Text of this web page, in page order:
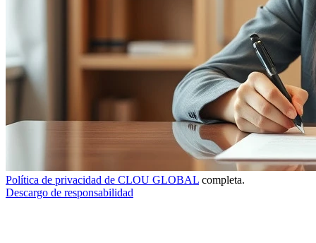
Política de privacidad de CLOU GLOBAL completa.
Descargo de responsabilidad